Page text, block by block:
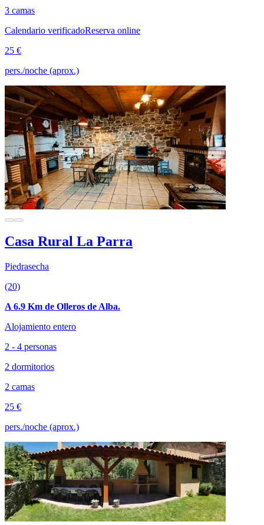
3 camas
Calendario verificadoReserva online
25 €
pers./noche (aprox.)
Casa Rural La Parra
Piedrasecha
(20)
A 6.9 Km de Olleros de Alba.
Alojamiento entero
2 - 4 personas
2 dormitorios
2 camas
25 €
pers./noche (aprox.)